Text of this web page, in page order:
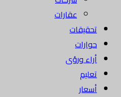
عقارات
تحقيقات
حوارات
أراء ورؤى
تعليم
أسعار